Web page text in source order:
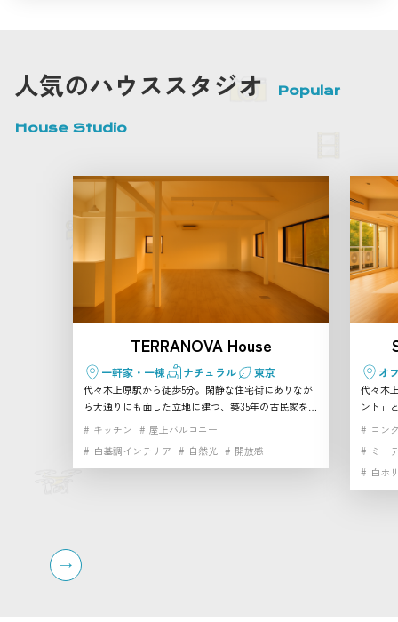
人気のハウススタジオ Popular
House Studio
TERRANOVA House
一軒家・一棟 ナチュラル 東京
代々木上原駅から徒歩5分。閑静な住宅街にありなが
ら大通りにも面した立地に建つ、築35年の古民家をリ
ノベーションした2階建て一軒家スタジオです。 天井
な窓や天窓から柔らかな自然光が降り注ぎます。建物
キッチン
屋上バルコニー
白基調インテリア
自然光 開放感
オ
代々木
ント」
です。
き4mの
なり、ナチ
イクル
コン
ミー
白ホ